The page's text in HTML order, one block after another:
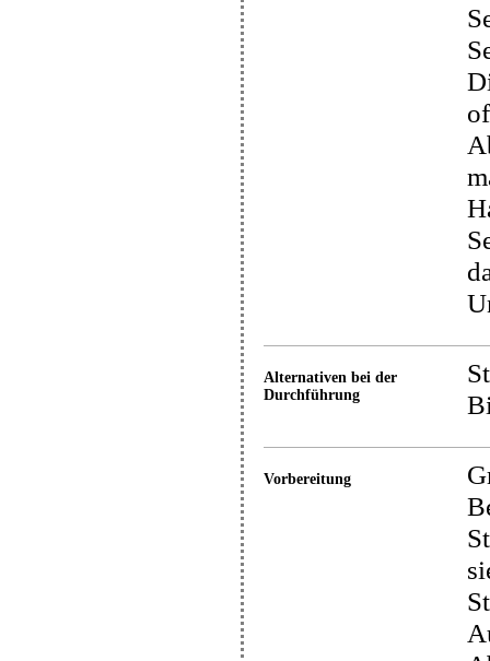
Alternativen bei der
Durchführung
Vorbereitung